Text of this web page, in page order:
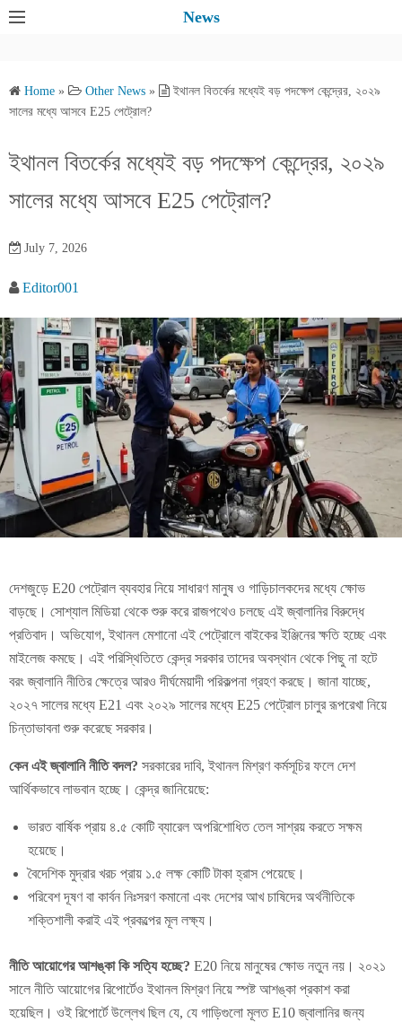
News
Home » Other News »
ইথানল বিতর্কের মধ্যেই বড় পদক্ষেপ কেন্দ্রের, ২০২৯
সালের মধ্যে আসবে E25 পেট্রোল?
ইথানল বিতর্কের মধ্যেই বড় পদক্ষেপ কেন্দ্রের, ২০২৯
সালের মধ্যে আসবে E25 পেট্রোল?
July 7, 2026
Editor001
দেশজুড়ে E20 পেট্রোল ব্যবহার নিয়ে সাধারণ মানুষ ও গাড়িচালকদের মধ্যে ক্ষোভ
বাড়ছে। সোশ্যাল মিডিয়া থেকে শুরু করে রাজপথেও চলছে এই জ্বালানির বিরুদ্ধে
প্রতিবাদ। অভিযোগ, ইথানল মেশানো এই পেট্রোলে বাইকের ইঞ্জিনের ক্ষতি হচ্ছে এবং
মাইলেজ কমছে। এই পরিস্থিতিতে কেন্দ্র সরকার তাদের অবস্থান থেকে পিছু না হটে
বরং জ্বালানি নীতির ক্ষেত্রে আরও দীর্ঘমেয়াদী পরিকল্পনা গ্রহণ করছে। জানা যাচ্ছে,
২০২৭ সালের মধ্যে E21 এবং ২০২৯ সালের মধ্যে E25 পেট্রোল চালুর রূপরেখা নিয়ে
চিন্তাভাবনা শুরু করেছে সরকার।
কেন এই জ্বালানি নীতি বদল? সরকারের দাবি, ইথানল মিশ্রণ কর্মসূচির ফলে দেশ
আর্থিকভাবে লাভবান হচ্ছে। কেন্দ্র জানিয়েছে:
ভারত বার্ষিক প্রায় ৪.৫ কোটি ব্যারেল অপরিশোধিত তেল সাশ্রয় করতে সক্ষম
হয়েছে।
বৈদেশিক মুদ্রার খরচ প্রায় ১.৫ লক্ষ কোটি টাকা হ্রাস পেয়েছে।
পরিবেশ দূষণ বা কার্বন নিঃসরণ কমানো এবং দেশের আখ চাষিদের অর্থনীতিকে
শক্তিশালী করাই এই প্রকল্পের মূল লক্ষ্য।
নীতি আয়োগের আশঙ্কা কি সত্যি হচ্ছে? E20 নিয়ে মানুষের ক্ষোভ নতুন নয়। ২০২১
সালে নীতি আয়োগের রিপোর্টেও ইথানল মিশ্রণ নিয়ে স্পষ্ট আশঙ্কা প্রকাশ করা
হয়েছিল। ওই রিপোর্টে উল্লেখ ছিল যে, যে গাড়িগুলো মূলত E10 জ্বালানির জন্য